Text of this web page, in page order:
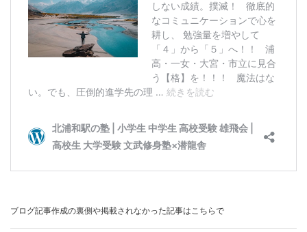
ブログ記事作成の裏側や掲載されなかった記事はこちらで